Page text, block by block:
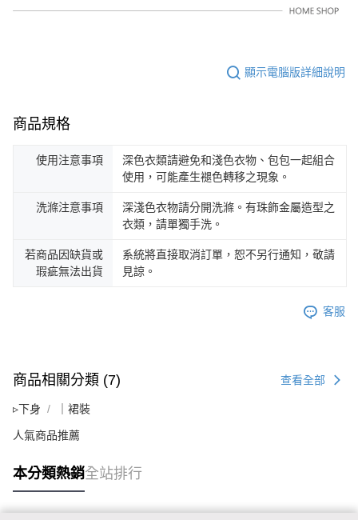
顯示電腦版詳細說明
商品規格
使用注意事項
深色衣類請避免和淺色衣物、包包一起組合
使用，可能產生褪色轉移之現象。
洗滌注意事項
深淺色衣物請分開洗滌。有珠飾金屬造型之
衣類，請單獨手洗。
若商品因缺貨或
瑕疵無法出貨
系統將直接取消訂單，恕不另行通知，敬請
見諒。
客服
商品相關分類 (7) 查看全部
▹下身 ｜裙裝
人氣商品推薦
本分類熱銷全站排行